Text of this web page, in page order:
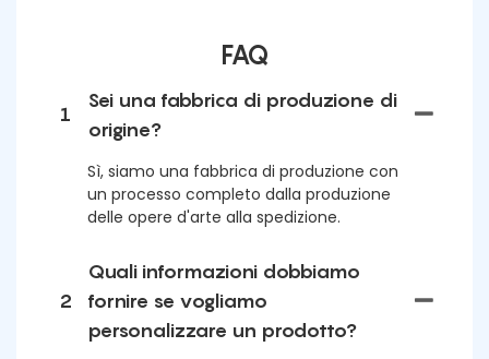
FAQ
1
Sei una fabbrica di produzione di
origine?
Sì, siamo una fabbrica di produzione con
un processo completo dalla produzione
delle opere d'arte alla spedizione.
2
Quali informazioni dobbiamo
fornire se vogliamo
personalizzare un prodotto?